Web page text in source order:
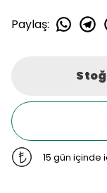
Paylaş:
15 gün içinde